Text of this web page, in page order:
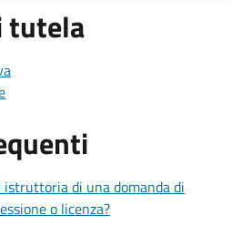
tutela
di una domanda di
o licenza?